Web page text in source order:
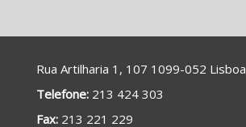
Rua Artilharia 1, 107 1099-052 Lisboa
Telefone: 213 424 303
Fax: 213 221 229